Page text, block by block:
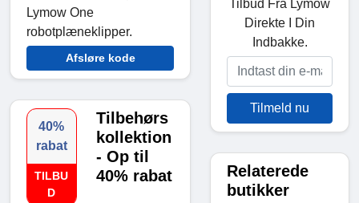
Lymow One
robotplæneklipper.
Afsløre kode
40%
rabat
TILBU
D
Tilbehørs
kollektion
- Op til
40% rabat
Tilbud Fra Lymow
Direkte I Din
Indbakke.
Tilmeld nu
Relaterede
butikker